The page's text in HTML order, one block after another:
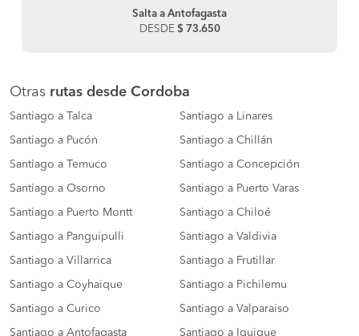
Salta a Antofagasta
DESDE $ 73.650
Otras rutas desde Cordoba
Santiago a Talca Santiago a Linares
Santiago a Pucón Santiago a Chillán
Santiago a Temuco Santiago a Concepción
Santiago a Osorno Santiago a Puerto Varas
Santiago a Puerto Montt Santiago a Chiloé
Santiago a Panguipulli Santiago a Valdivia
Santiago a Villarrica Santiago a Frutillar
Santiago a Coyhaique Santiago a Pichilemu
Santiago a Curico Santiago a Valparaiso
Santiago a Antofagasta Santiago a Iquique